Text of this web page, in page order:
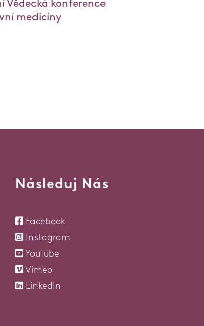
Vědecká konference
medicíny
Následuj Nás
Facebook
Instagram
YouTube
Vimeo
LinkedIn